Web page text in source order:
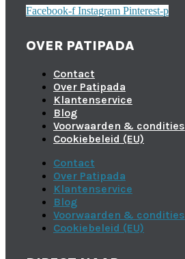
Facebook-f Instagram Pinterest-p
OVER PATIPADA
Contact
Over Patipada
Klantenservice
Blog
Voorwaarden & condities
Cookiebeleid (EU)
Contact
Over Patipada
Klantenservice
Blog
Voorwaarden & condities
Cookiebeleid (EU)